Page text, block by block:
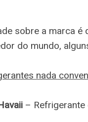
sobre a marca é
do mundo,
nada
–